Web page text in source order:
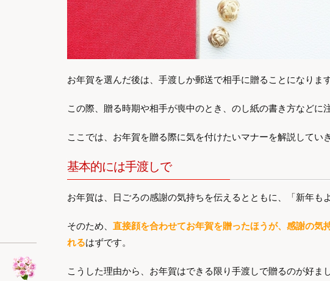
お年賀を選んだ後は、手渡しか郵送で相手に贈ることになります
この際、贈る時期や相手が喪中のとき、のし紙の書き方などに
ここでは、お年賀を贈る際に気を付けたいマナーを解説していき
基本的には手渡しで
お年賀は、日ごろの感謝の気持ちを伝えるとともに、「新年も
そのため、 直接顔を合わせてお年賀を贈ったほうが、感謝の気
れるはずです。
こうした理由から、お年賀はできる限り手渡しで贈るのが好ま